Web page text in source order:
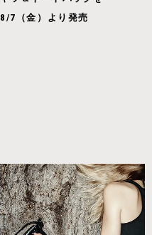
8/7（金）より発売